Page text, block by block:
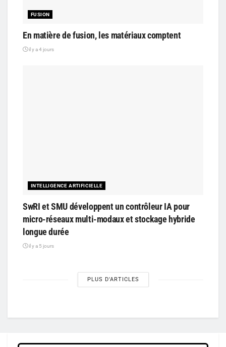
FUSION
En matière de fusion, les matériaux comptent
il y a 4 jours
INTELLIGENCE ARTIFICIELLE
SwRI et SMU développent un contrôleur IA pour
micro-réseaux multi-modaux et stockage hybride
longue durée
il y a 5 jours
PLUS D'ARTICLES